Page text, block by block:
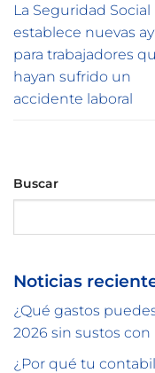
La Seguridad Social
establece nuevas
para trabajadores
hayan sufrido un
accidente laboral
Buscar
Noticias
¿Qué gastos
2026 sin sustos con
¿Por qué tu